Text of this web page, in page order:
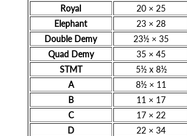
Royal
20 × 25
Elephant
23 × 28
Double Demy
23½ × 35
Quad Demy
35 × 45
STMT
5½ x 8½
A
8½ × 11
B
11 × 17
C
17 × 22
D
22 × 34